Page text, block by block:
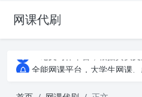
网课代刷
AI论文写作平台，根据真实文
全能网课平台，大学生网课、成教、培训
全能网课平台，大学生网课、成教、培训